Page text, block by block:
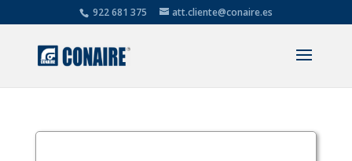
922 681 375 att.cliente@conaire.es